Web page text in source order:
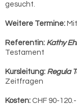
gesucht.
Weitere Termine:
Referentin: Kathy
Testament
Kursleitung: Regula
Zeitfragen
Kosten: CHF 90-